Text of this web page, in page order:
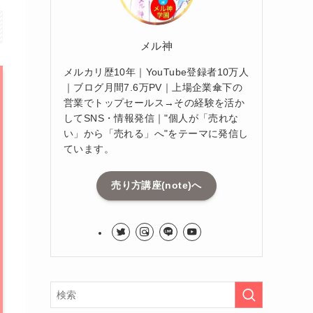
メル神
メルカリ歴10年｜YouTube登録者10万人
｜ブログ月間7.6万PV｜上場企業傘下の
営業でトップセールス→その経験を活か
してSNS・情報発信｜"個人が「売れな
い」から「売れる」へ"をテーマに発信し
ています。
売り方講座(note)へ